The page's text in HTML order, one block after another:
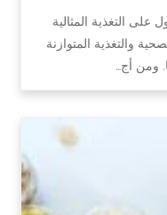
التغذية المثالية
والتغذية المتوازنة
ومن أج…